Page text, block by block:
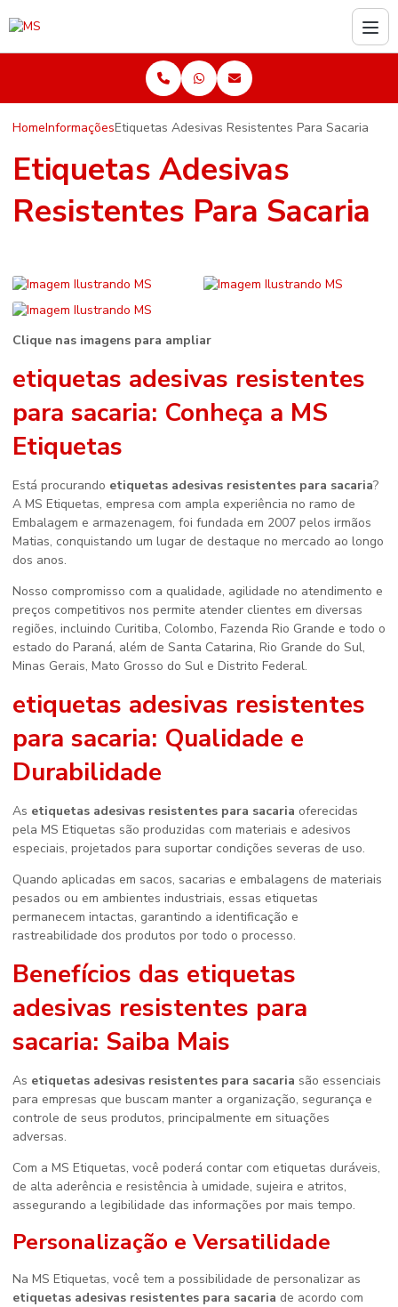
HomeInformaçõesEtiquetas Adesivas Resistentes Para Sacaria
Etiquetas Adesivas
Resistentes Para Sacaria
Clique nas imagens para ampliar
etiquetas adesivas resistentes
para sacaria: Conheça a MS
Etiquetas
Está procurando etiquetas adesivas resistentes para sacaria?
A MS Etiquetas, empresa com ampla experiência no ramo de
Embalagem e armazenagem, foi fundada em 2007 pelos irmãos
Matias, conquistando um lugar de destaque no mercado ao longo
dos anos.
Nosso compromisso com a qualidade, agilidade no atendimento e
preços competitivos nos permite atender clientes em diversas
regiões, incluindo Curitiba, Colombo, Fazenda Rio Grande e todo o
estado do Paraná, além de Santa Catarina, Rio Grande do Sul,
Minas Gerais, Mato Grosso do Sul e Distrito Federal.
etiquetas adesivas resistentes
para sacaria: Qualidade e
Durabilidade
As etiquetas adesivas resistentes para sacaria oferecidas
pela MS Etiquetas são produzidas com materiais e adesivos
especiais, projetados para suportar condições severas de uso.
Quando aplicadas em sacos, sacarias e embalagens de materiais
pesados ou em ambientes industriais, essas etiquetas
permanecem intactas, garantindo a identificação e
rastreabilidade dos produtos por todo o processo.
Benefícios das etiquetas
adesivas resistentes para
sacaria: Saiba Mais
As etiquetas adesivas resistentes para sacaria são essenciais
para empresas que buscam manter a organização, segurança e
controle de seus produtos, principalmente em situações
adversas.
Com a MS Etiquetas, você poderá contar com etiquetas duráveis,
de alta aderência e resistência à umidade, sujeira e atritos,
assegurando a legibilidade das informações por mais tempo.
Personalização e Versatilidade
Na MS Etiquetas, você tem a possibilidade de personalizar as
etiquetas adesivas resistentes para sacaria de acordo com